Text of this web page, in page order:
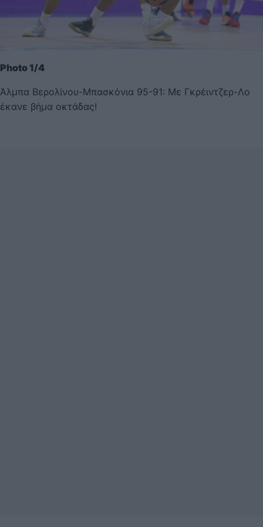
Photo 1/4
Άλμπα Βερολίνου-Μπασκόνια 95-91: Με Γκρέιντζερ-Λο
έκανε βήμα οκτάδας!